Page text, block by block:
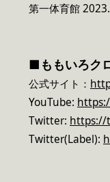
第一体育館
■ ももいろク
公式サイト：
YouTube:
Twitter: https://
Twitter(Label):